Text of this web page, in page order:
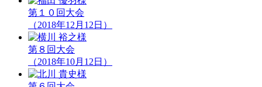
第１０回大会
（2018年12月12日）
第８回大会
（2018年10月12日）